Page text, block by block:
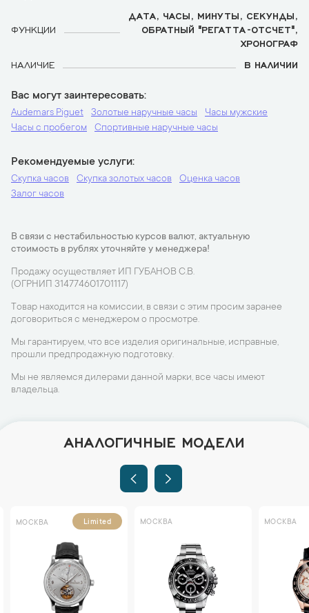
ФУНКЦИИ
ДАТА, ЧАСЫ, МИНУТЫ, СЕКУНДЫ,
ОБРАТНЫЙ "РЕГАТТА-ОТСЧЕТ",
ХРОНОГРАФ
НАЛИЧИЕ
В НАЛИЧИИ
Вас могут заинтересовать
Audemars Piguet Золотые наручные часы
Часы мужские
Часы с пробегом
Спортивные наручные часы
Рекомендуемые услуги
Скупка часов Скупка золотых часов
Оценка часов
Залог часов
В связи с нестабильностью курсов валют, актуальную
стоимость в рублях уточняйте у менеджера!
Продажу осуществляет ИП ГУБАНОВ С.В.
(ОГРНИП 314774601701117)
Товар находится на комиссии, в связи с этим просим заранее
договориться с менеджером о просмотре.
Мы гарантируем, что все изделия оригинальные, исправные,
прошли предпродажную подготовку.
Мы не являемся дилерами данной марки, все часы имеют
владельца.
АНАЛОГИЧНЫЕ МОДЕЛИ
МОСКВА Limited МОСКВА МОСКВА